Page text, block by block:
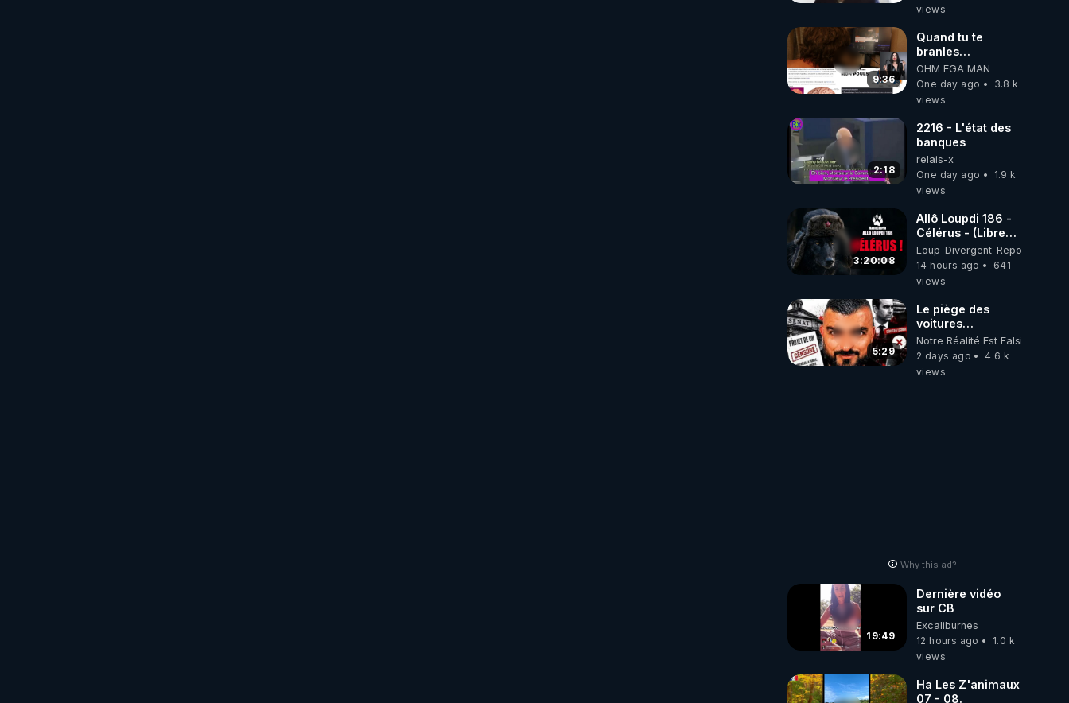
views
9:36
Quand tu te
branles
bonhomme tu
émets des ondes
ils ont juste omis
OHM ÉGA MAN
One day ago
3.8 k
views
2:18
2216 - L'état des
banques
relais-x
One day ago
1.9 k
views
3:20:08
Allô Loupdi 186 -
Célérus - (Libre
Antenne) - Loup
Divergent
2026.08.06
Loup_Divergent_Reposts
14 hours ago
641
views
5:29
Le piège des
voitures
électriques se
referme sur les
usagers !
Notre Réalité Est Falsifiée Et
2 days ago
4.6 k
views
Why this ad?
19:49
Dernière vidéo
sur CB
Excaliburnes
12 hours ago
1.0 k
views
Ha Les Z'animaux
07 - 08.